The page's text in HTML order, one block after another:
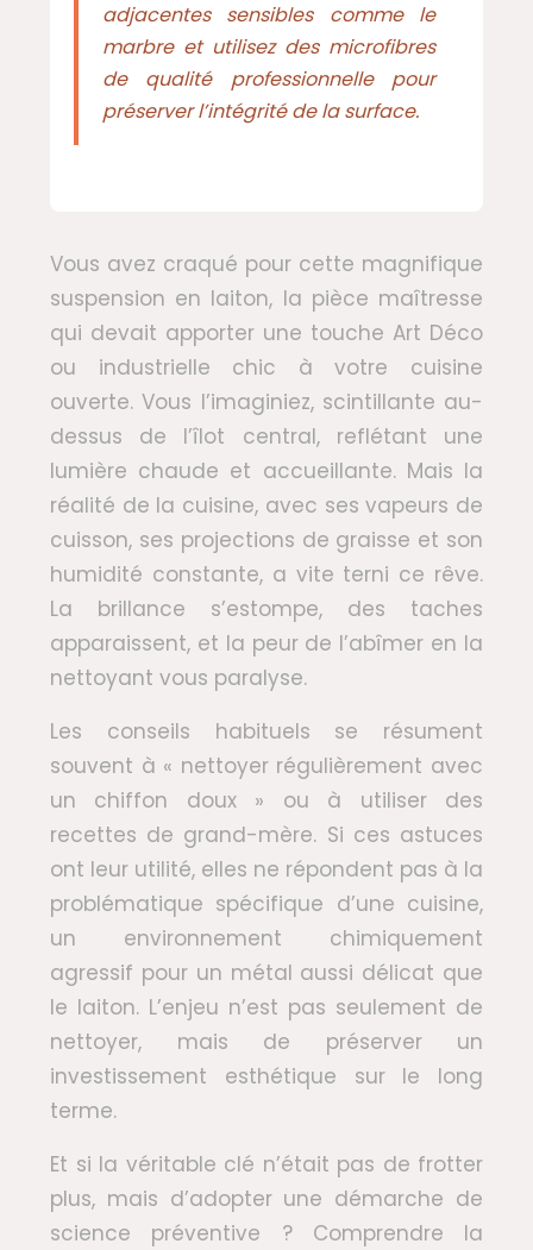
adjacentes sensibles comme le
marbre et utilisez des microfibres
de qualité professionnelle pour
préserver l’intégrité de la surface.
Vous avez craqué pour cette magnifique
suspension en laiton, la pièce maîtresse
qui devait apporter une touche Art Déco
ou industrielle chic à votre cuisine
ouverte. Vous l’imaginiez, scintillante au-
dessus de l’îlot central, reflétant une
lumière chaude et accueillante. Mais la
réalité de la cuisine, avec ses vapeurs de
cuisson, ses projections de graisse et son
humidité constante, a vite terni ce rêve.
La brillance s’estompe, des taches
apparaissent, et la peur de l’abîmer en la
nettoyant vous paralyse.
Les conseils habituels se résument
souvent à « nettoyer régulièrement avec
un chiffon doux » ou à utiliser des
recettes de grand-mère. Si ces astuces
ont leur utilité, elles ne répondent pas à la
problématique spécifique d’une cuisine,
un environnement chimiquement
agressif pour un métal aussi délicat que
le laiton. L’enjeu n’est pas seulement de
nettoyer, mais de préserver un
investissement esthétique sur le long
terme.
Et si la véritable clé n’était pas de frotter
plus, mais d’adopter une démarche de
science préventive ? Comprendre la